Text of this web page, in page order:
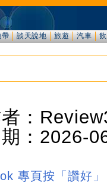
帶 談天說地 旅遊 汽車
：
：2026-
專頁按「讚好